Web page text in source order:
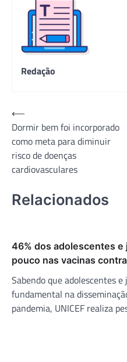
Redação
Navegação
de
Post
⟵
Dormir bem foi incorporado
como meta para diminuir
risco de doenças
cardiovasculares
Relacionados
46% dos adolescentes
pouco nas vacinas
Sabendo que adolescentes
fundamental na
pandemia, UNICEF realiza